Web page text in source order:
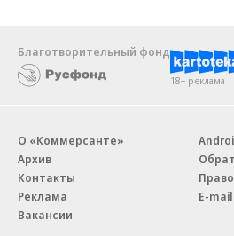
Благотворительный фонд
18+ реклама
О «Коммерсанте»
Архив
Контакты
Реклама
Вакансии
E-